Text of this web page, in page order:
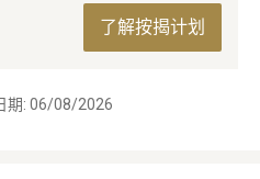
了解按揭计划
期: 06/08/2026